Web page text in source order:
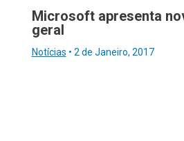
Microsoft apresenta
geral
Notícias • 2 de Janeiro, 2017